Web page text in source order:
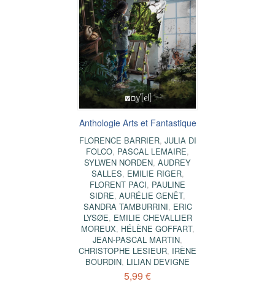
Anthologie Arts et Fantastique
FLORENCE BARRIER, JULIA DI
FOLCO, PASCAL LEMAIRE,
SYLWEN NORDEN, AUDREY
SALLES, EMILIE RIGER,
FLORENT PACI, PAULINE
SIDRE, AURÉLIE GENÊT,
SANDRA TAMBURRINI, ERIC
LYSØE, EMILIE CHEVALLIER
MOREUX, HÉLÈNE GOFFART,
JEAN-PASCAL MARTIN,
CHRISTOPHE LESIEUR, IRÈNE
BOURDIN, LILIAN DEVIGNE
5,99 €